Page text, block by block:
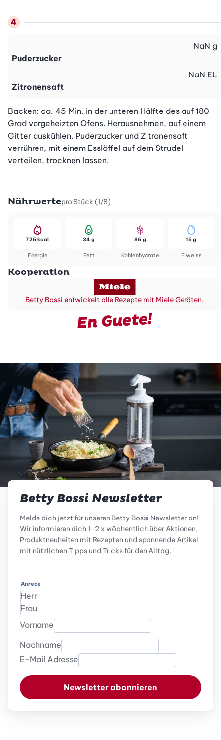
Puderzucker
NaN g
Zitronensaft
NaN EL
Backen: ca. 45 Min. in der unteren Hälfte des auf 180
Grad vorgeheizten Ofens. Herausnehmen, auf einem
Gitter auskühlen. Puderzucker und Zitronensaft
verrühren, mit einem Esslöffel auf dem Strudel
verteilen, trocknen lassen.
Nährwertepro Stück (1/8)
Energie
726 kcal
Fett
34 g
Kohlenhydrate
86 g
Eiweiss
15 g
Kooperation
Betty Bossi entwickelt alle Rezepte mit Miele Geräten.
En Guete!
Betty Bossi Newsletter
Melde dich jetzt für unseren Betty Bossi Newsletter an!
Wir informieren dich 1-2 x wöchentlich über Aktionen,
Produktneuheiten mit Rezepten und spannende Artikel
mit nützlichen Tipps und Tricks für den Alltag.
Anrede
Herr
Frau
Vorname
Nachname
E-Mail Adresse
Newsletter abonnieren